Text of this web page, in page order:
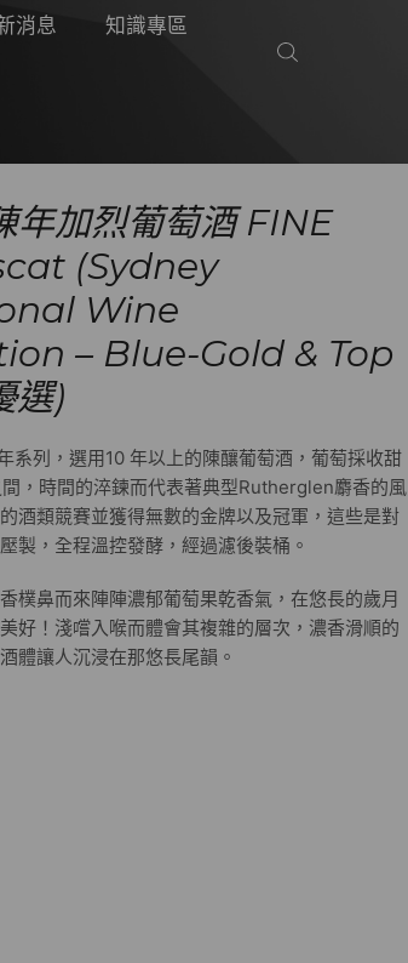
消息 知識專區
年加烈葡萄酒 FINE
(Sydney
Wine
– Blue-Gold & Top
選)
系列，選用10 年以上的陳釀葡萄酒，葡萄採收甜
，時間的淬鍊而代表著典型Rutherglen麝香的風
酒類競賽並獲得無數的金牌以及冠軍，這些是對
製，全程溫控發酵，經過濾後裝桶。
樸鼻而來陣陣濃郁葡萄果乾香氣，在悠長的歲月
好！淺嚐入喉而體會其複雜的層次，濃香滑順的
體讓人沉浸在那悠長尾韻。